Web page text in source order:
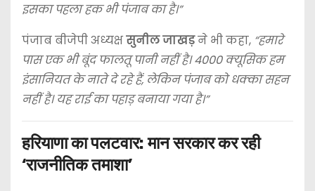
इसका पहला हक भी पंजाब का है।”
पंजाब बीजेपी अध्यक्षसुनील जाखड़ने भी कहा, “हमारे
पास एक भी बूंद फालतू पानी नहीं है। 4000 क्यूसिक हम
इंसानियत के नाते दे रहे हैं, लेकिन पंजाब को धक्का सहन
नहीं है। यह राई का पहाड़ बनाया गया है।”
हरियाणा का पलटवार: मान सरकार कर रही
‘राजनीतिक तमाशा’